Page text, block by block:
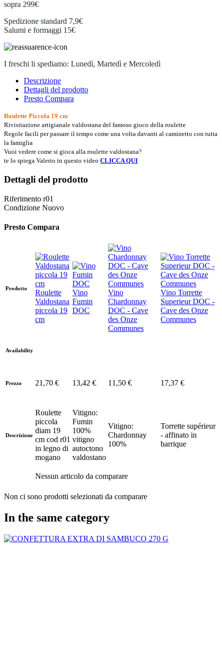
sopra 299€
Spedizione standard 7,9€
Salumi e formaggi 15€
I freschi li spediamo: Lunedì, Martedì e Mercoledì
Descrizione
Dettagli del prodotto
Presto Compara
Roulette Piccola 19 cm
Rivisitazione artigianale valdostana del famoso gioco della roulette
Regole facili per passare il tempo come una volta davanti al caminetto con tutta
la famiglia
Vuoi vedere come si gioca alla roulette valdostana?
te lo spiega Valerio in questo video CLICCA QUI
Dettagli del prodotto
Riferimento r01
Condizione Nuovo
Presto Compara
Prodotto
Roulette
Valdostana
piccola 19
cm
Vino
Fumin
DOC
Vino
Chardonnay
DOC - Cave
des Onze
Communes
Vino Torrette
Superieur DOC -
Cave des Onze
Communes
Availability
Prezzo 21,70 € 13,42 € 11,50 € 17,37 €
Descrizione
Roulette
piccola
diam 19
cm cod r01
in legno di
mogano
Vitigno:
Fumin
100%
vitigno
autoctono
valdostano
Vitigno:
Chardonnay
100%
Torrette supérieur
- affinato in
barrique
Nessun articolo da comparare
Non ci sono prodotti selezionati da comparare
In the same category